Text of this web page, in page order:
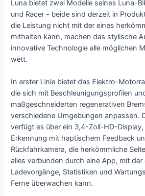
Luna bietet zwei Modelle seines Luna-
und Racer - beide sind derzeit in
die Leistung nicht mit der eines
mithalten kann, machen das stylische
innovative Technologie alle möglichen
wett.
In erster Linie bietet das Elektro-
die sich mit Beschleunigungsprofilen
maßgeschneiderten regenerativen
verschiedene Umgebungen anpassen.
verfügt es über ein 3,4-Zoll-HD-
Erkennung mit haptischem Feedback
Rückfahrkamera, die herkömmliche
alles verbunden durch eine App, mit der
Ladevorgänge, Statistiken und
Ferne überwachen kann.